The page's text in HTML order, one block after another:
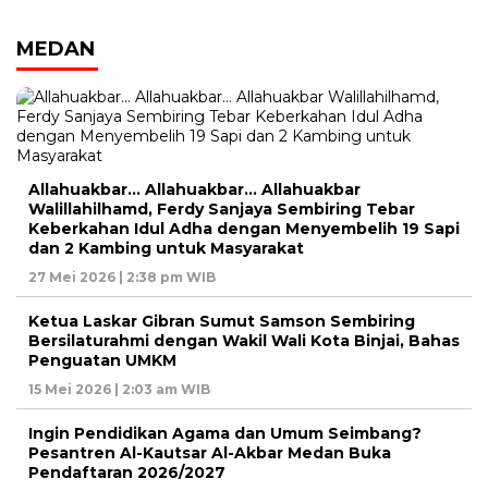
MEDAN
Allahuakbar… Allahuakbar… Allahuakbar
Walillahilhamd, Ferdy Sanjaya Sembiring Tebar
Keberkahan Idul Adha dengan Menyembelih 19 Sapi
dan 2 Kambing untuk Masyarakat
27 Mei 2026 | 2:38 pm WIB
Ketua Laskar Gibran Sumut Samson Sembiring
Bersilaturahmi dengan Wakil Wali Kota Binjai, Bahas
Penguatan UMKM
15 Mei 2026 | 2:03 am WIB
Ingin Pendidikan Agama dan Umum Seimbang?
Pesantren Al-Kautsar Al-Akbar Medan Buka
Pendaftaran 2026/2027